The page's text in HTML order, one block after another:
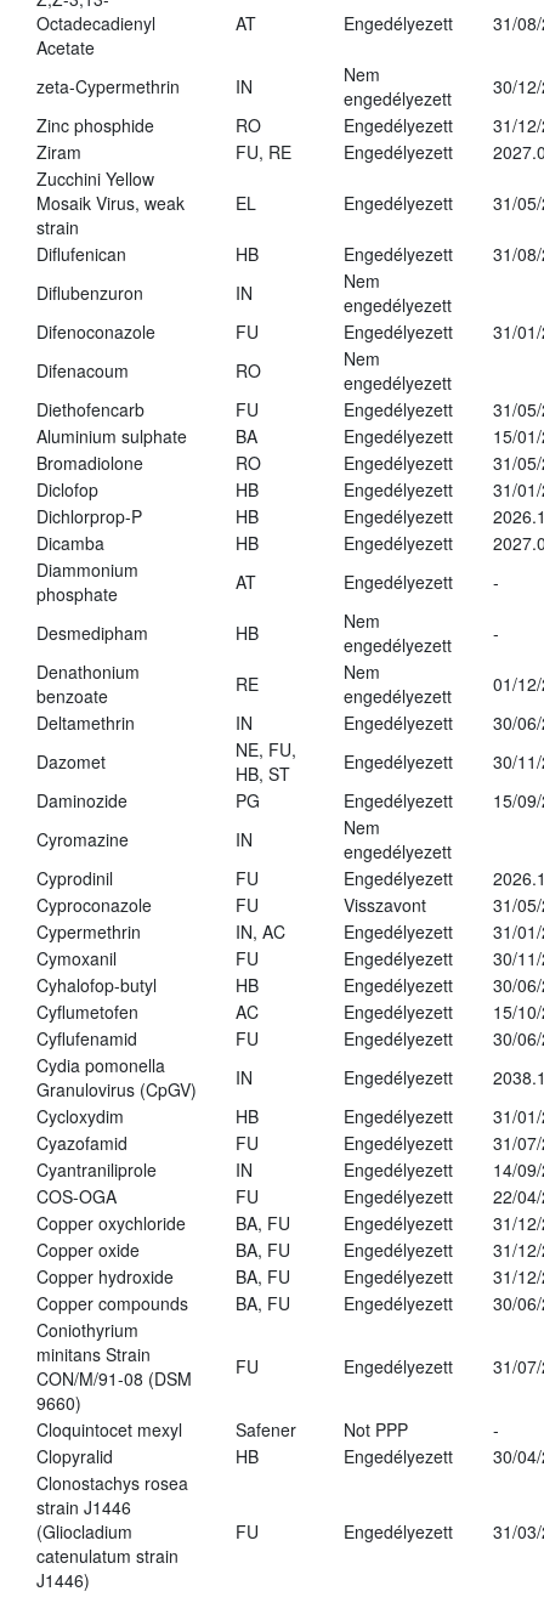
Octadecadienyl
Acetate
AT Engedélyezett 31/
zeta-Cypermethrin IN
Nem
engedélyezett
30/
Zinc phosphide
RO Engedélyezett
31/
Ziram
FU, RE Engedélyezett
Zucchini Yellow
Mosaik Virus, weak
strain
EL Engedélyezett 31/
Diflufenican HB Engedélyezett
31/
Diflubenzuron
IN
Nem
engedélyezett
Difenoconazole
FU Engedélyezett
31/
Difenacoum
RO
Nem
engedélyezett
Diethofencarb
FU Engedélyezett
31/
Aluminium sulphate
BA Engedélyezett
15/
Bromadiolone
RO Engedélyezett
31/
Diclofop
HB Engedélyezett
31/
Dichlorprop-P
HB Engedélyezett
Dicamba
HB Engedélyezett
Diammonium
phosphate
AT Engedélyezett -
Desmedipham HB
Nem
engedélyezett
-
Denathonium
benzoate
RE
Nem
engedélyezett
01/
Deltamethrin
IN Engedélyezett
30/
Dazomet
NE, FU,
HB, ST
Engedélyezett
30/
Daminozide
PG Engedélyezett
15/
Cyromazine
IN
Nem
engedélyezett
Cyprodinil
FU Engedélyezett
Cyproconazole
FU Visszavont
31/
Cypermethrin
IN, AC Engedélyezett
31/
Cymoxanil
FU Engedélyezett
30/
Cyhalofop-butyl
HB Engedélyezett
30/
Cyflumetofen
AC Engedélyezett
15/
Cyflufenamid
FU Engedélyezett
30/
Cydia pomonella
Granulovirus (CpGV)
IN Engedélyezett
Cycloxydim
HB Engedélyezett
31/
Cyazofamid
FU Engedélyezett
31/
Cyantraniliprole
IN Engedélyezett
14/
COS-OGA
FU Engedélyezett
22/
Copper oxychloride
BA, FU Engedélyezett
31/
Copper oxide
BA, FU Engedélyezett
31/
Copper hydroxide
BA, FU Engedélyezett
31/
Copper compounds
BA, FU Engedélyezett
30/
Coniothyrium
minitans Strain
CON/M/91-08 (DSM
9660)
FU Engedélyezett 31/
Cloquintocet mexyl Safener Not PPP
-
Clopyralid
HB Engedélyezett
30/
Clonostachys rosea
strain J1446
(Gliocladium
catenulatum strain
J1446)
FU Engedélyezett 31/